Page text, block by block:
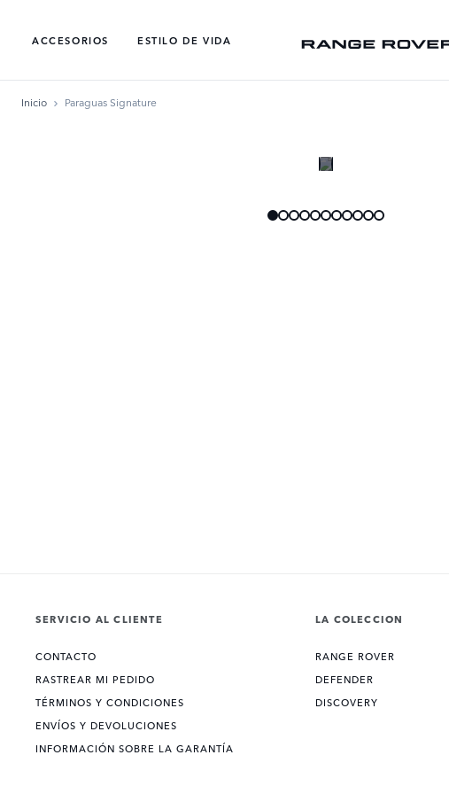
ACCESORIOS
ESTILO DE VIDA​
Inicio Paraguas Signature
SERVICIO AL CLIENTE
CONTACTO
RASTREAR MI PEDIDO
TÉRMINOS Y CONDICIONES
ENVÍOS Y DEVOLUCIONES
INFORMACIÓN SOBRE LA GARANTÍA
LA COLECCION
RANGE ROVER
DEFENDER
DISCOVERY